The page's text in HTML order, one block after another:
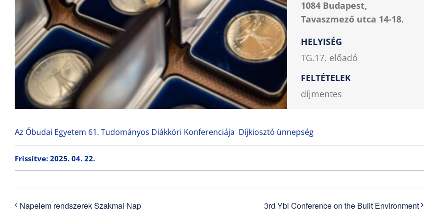
1084 Budapest,
Tavaszmező utca 14-18.
HELYISÉG
TG.17. előadó
FELTÉTELEK
díjmentes
Az Óbudai Egyetem 61. Tudományos Diákköri Konferenciája Díjkiosztó ünnepség
Frissítve: 2025. 04. 22.
Napelem rendszerek Szakmai Nap 3rd Ybl Conference on the Built Environment